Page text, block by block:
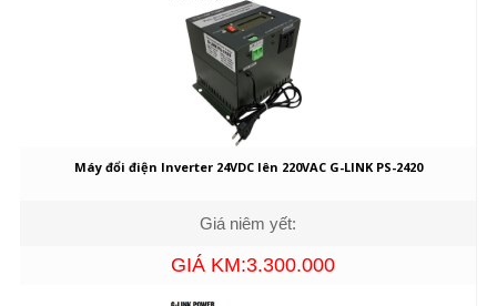
Máy đổi điện Inverter 24VDC lên 220VAC G-LINK PS-2420
Giá niêm yết:
GIÁ KM:3.300.000